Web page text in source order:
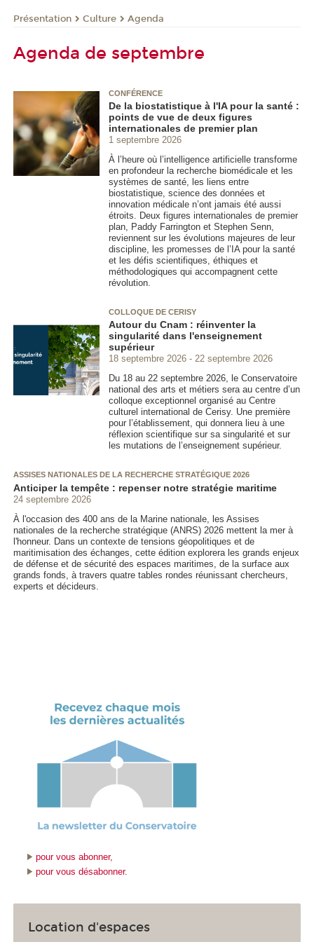
Présentation Culture Agenda
Agenda de septembre
CONFÉRENCE
De la biostatistique à l'IA pour la santé :
points de vue de deux figures
internationales de premier plan
1 septembre 2026
À l’heure où l’intelligence artificielle transforme
en profondeur la recherche biomédicale et les
systèmes de santé, les liens entre
biostatistique, science des données et
innovation médicale n’ont jamais été aussi
étroits. Deux figures internationales de premier
plan, Paddy Farrington et Stephen Senn,
reviennent sur les évolutions majeures de leur
discipline, les promesses de l’IA pour la santé
et les défis scientifiques, éthiques et
méthodologiques qui accompagnent cette
révolution.
COLLOQUE DE CERISY
Autour du Cnam : réinventer la
singularité dans l'enseignement
supérieur
18 septembre 2026
22 septembre 2026
Du 18 au 22 septembre 2026, le Conservatoire
national des arts et métiers sera au centre d’un
colloque exceptionnel organisé au Centre
culturel international de Cerisy. Une première
pour l’établissement, qui donnera lieu à une
réflexion scientifique sur sa singularité et sur
les mutations de l’enseignement supérieur.
ASSISES NATIONALES DE LA RECHERCHE STRATÉGIQUE 2026
Anticiper la tempête : repenser notre stratégie maritime
24 septembre 2026
À l'occasion des 400 ans de la Marine nationale, les Assises
nationales de la recherche stratégique (ANRS) 2026 mettent la mer à
l'honneur. Dans un contexte de tensions géopolitiques et de
maritimisation des échanges, cette édition explorera les grands enjeux
de défense et de sécurité des espaces maritimes, de la surface aux
grands fonds, à travers quatre tables rondes réunissant chercheurs,
experts et décideurs.
pour vous abonner,
pour vous désabonner.
Location d'espaces